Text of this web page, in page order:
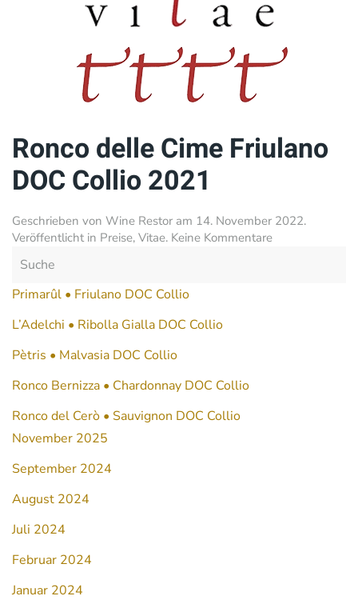
Ronco delle Cime Friulano
DOC Collio 2021
Geschrieben von Wine Restor am 14. November 2022.
Veröffentlicht in Preise, Vitae. Keine Kommentarezu
Primarûl • Friulano DOC Collio
L’Adelchi • Ribolla Gialla DOC Collio
Pètris • Malvasia DOC Collio
Ronco Bernizza • Chardonnay DOC Collio
Ronco del Cerò • Sauvignon DOC Collio
November 2025
September 2024
August 2024
Juli 2024
Februar 2024
Januar 2024